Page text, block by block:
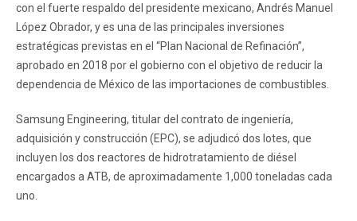
con el fuerte respaldo del presidente mexicano, Andrés Manuel
López Obrador, y es una de las principales inversiones
estratégicas previstas en el “Plan Nacional de Refinación”,
aprobado en 2018 por el gobierno con el objetivo de reducir la
dependencia de México de las importaciones de combustibles.
Samsung Engineering, titular del contrato de ingeniería,
adquisición y construcción (EPC), se adjudicó dos lotes, que
incluyen los dos reactores de hidrotratamiento de diésel
encargados a ATB, de aproximadamente 1,000 toneladas cada
uno.